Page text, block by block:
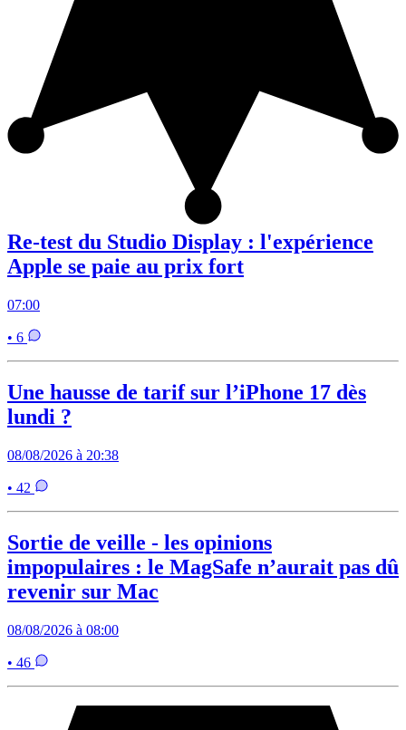
Re-test du Studio Display : l'expérience
Apple se paie au prix fort
07:00
• 6
Une hausse de tarif sur l’iPhone 17 dès
lundi ?
08/08/2026 à 20:38
• 42
Sortie de veille - les opinions
impopulaires : le MagSafe n’aurait pas dû
revenir sur Mac
08/08/2026 à 08:00
• 46